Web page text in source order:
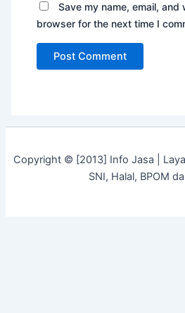
Save my name, email, and
browser for the next time I
Copyright © [2013] Info Jasa |
SNI, Halal, BPOM